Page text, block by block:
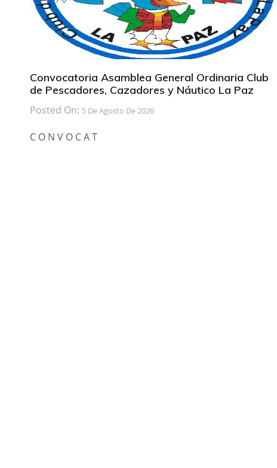
Convocatoria Asamblea General Ordinaria Club
de Pescadores, Cazadores y Náutico La Paz
Posted On: 5 De Agosto De 2026
C O N V O C A T